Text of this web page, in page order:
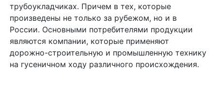
трубоукладчиках. Причем в тех, которые
произведены не только за рубежом, но и в
России. Основными потребителями продукции
являются компании, которые применяют
дорожно-строительную и промышленную технику
на гусеничном ходу различного происхождения.